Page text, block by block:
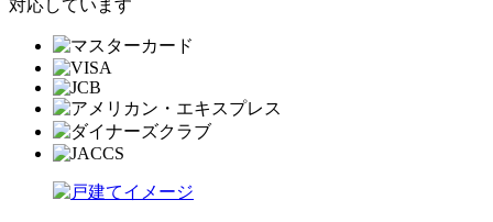
対応しています